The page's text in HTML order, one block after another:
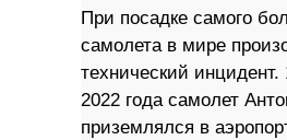
При посадке самого
самолета в мире
технический инцидент.
2022 года самолет
приземлялся в